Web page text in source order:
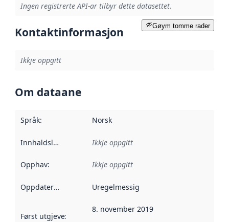
Ingen registrerte API-ar tilbyr dette datasettet.
Gøym tomme rader
Kontaktinformasjon
Ikkje oppgitt
Om dataane
Språk: Norsk
Innhaldsleverandørar :
Ikkje oppgitt
Opphav: Ikkje oppgitt
Oppdateringsfrekvens :
Uregelmessig
Først utgjeve:
8. november 2019